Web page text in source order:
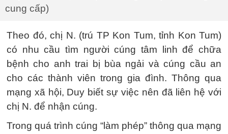
cung cấp)
Theo đó, chị N. (trú TP Kon Tum, tỉnh Kon Tum)
có nhu cầu tìm người cúng tâm linh để chữa
bệnh cho anh trai bị bùa ngải và cúng cầu an
cho các thành viên trong gia đình. Thông qua
mạng xã hội, Duy biết sự việc nên đã liên hệ với
chị N. để nhận cúng.
Trong quá trình cúng “làm phép” thông qua mạng